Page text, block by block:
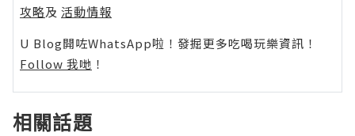
攻略及 活動情報
U Blog開咗WhatsApp啦！發掘更多吃喝玩樂資訊！
Follow 我哋 ！
相關話題